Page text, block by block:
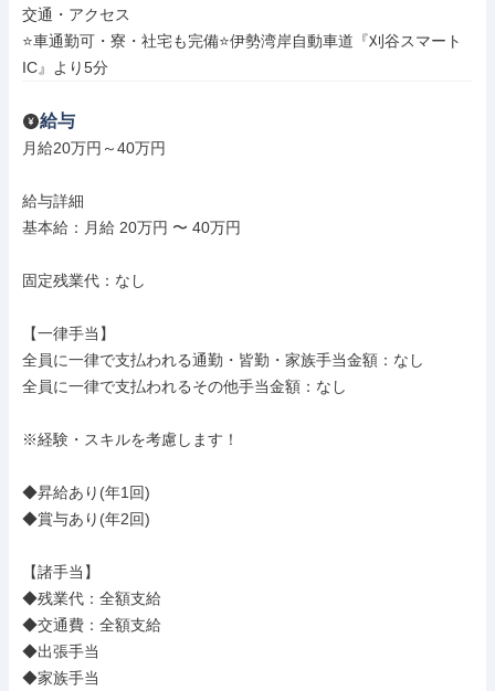
交通・アクセス
⭐車通勤可・寮・社宅も完備⭐伊勢湾岸自動車道『刈谷スマート
IC』より5分
給与
月給20万円～40万円
給与詳細
基本給：月給 20万円 〜 40万円
固定残業代：なし
【一律手当】
全員に一律で支払われる通勤・皆勤・家族手当金額：なし
全員に一律で支払われるその他手当金額：なし
※経験・スキルを考慮します！
◆昇給あり(年1回)
◆賞与あり(年2回)
【諸手当】
◆残業代：全額支給
◆交通費：全額支給
◆出張手当
◆家族手当